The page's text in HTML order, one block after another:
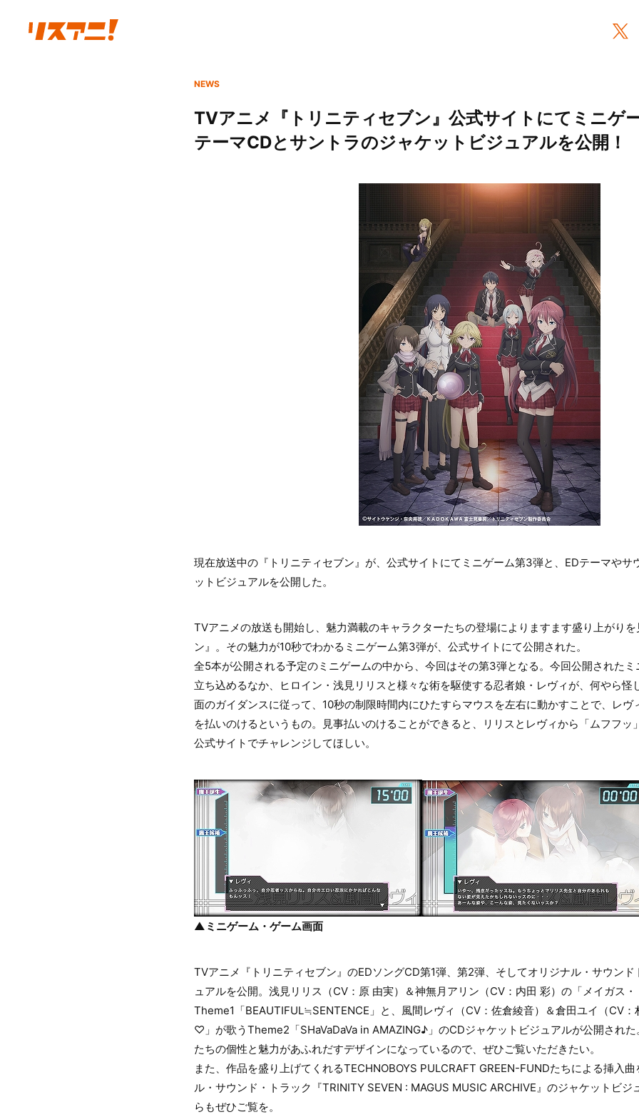
NEWS
TVアニメ『トリニティセブン』公式サイトにてミニゲ
テーマCDとサントラのジャケットビジュアルを公開！
現在放送中の『トリニティセブン』が、公式サイトにてミニゲーム第3弾と、EDテーマやサ
ットビジュアルを公開した。
TVアニメの放送も開始し、魅力満載のキャラクターたちの登場によりますます盛り上がり
ン』。その魅力が10秒でわかるミニゲーム第3弾が、公式サイトにて公開された。
全5本が公開される予定のミニゲームの中から、今回はその第3弾となる。今回公開された
立ち込めるなか、ヒロイン・浅見リリスと様々な術を駆使する忍者娘・レヴィが、何やら怪
面のガイダンスに従って、10秒の制限時間内にひたすらマウスを左右に動かすことで、レヴ
を払いのけるというもの。見事払いのけることができると、リリスとレヴィから「ムフフッ
公式サイトでチャレンジしてほしい。
▲ミニゲーム・ゲーム画面
TVアニメ『トリニティセブン』のEDソングCD第1弾、第2弾、そしてオリジナル・サウン
ュアルを公開。浅見リリス（CV：原 由実）＆神無月アリン（CV：内田 彩）の「メイガス
Theme1「BEAUTIFUL≒SENTENCE」と、風間レヴィ（CV：佐倉綾音）＆倉田ユイ（CV
♡」が歌うTheme2「SHaVaDaVa in AMAZING♪」のCDジャケットビジュアルが公開され
たちの個性と魅力があふれだすデザインになっているので、ぜひご覧いただきたい。
また、作品を盛り上げてくれるTECHNOBOYS PULCRAFT GREEN-FUNDたちによる挿入
ル・サウンド・トラック『TRINITY SEVEN : MAGUS MUSIC ARCHIVE』のジャケットビジ
らもぜひご覧を。